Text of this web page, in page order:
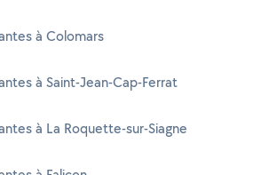
à Colomars
à Saint-Jean-Cap-Ferrat
à La Roquette-sur-Siagne